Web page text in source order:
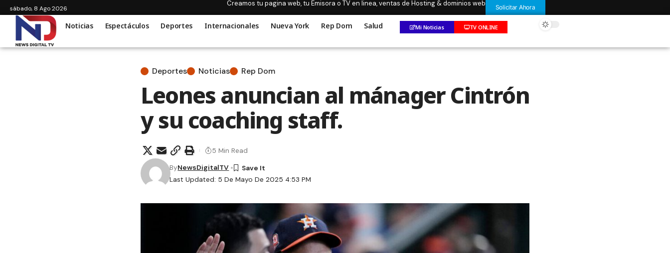
sábado, 8 Ago 2026
Creamos tu pagina web, tu Emisora o TV en linea, ventas de Hosting & dominios web Solicitar Ahora
Noticias Espectáculos Deportes Internacionales Nueva York Rep Dom Salud Mi Noticias TV ONLINE
Deportes Noticias Rep Dom
Leones anuncian al mánager Cintrón
y su coaching staff.
Last Updated: 5 De Mayo De 2025 4:53 PM
ByNewsDigitalTV
5 Min Read